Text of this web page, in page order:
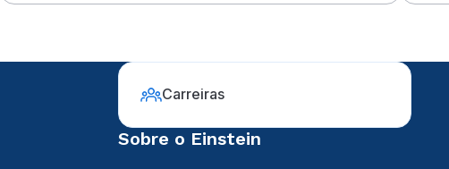
Carreiras
Sobre o Einstein